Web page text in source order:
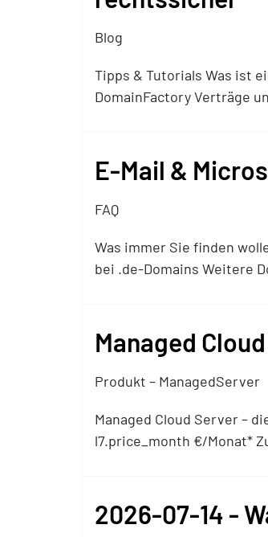
Blog
Tipps & Tutorials Was ist
DomainFactory Verträge
E-Mail &
FAQ
Was immer Sie finden
bei .de-Domains Weitere
Managed
Produkt – ManagedServer
Managed Cloud Server –
l7.price_month €/Monat*
2026-07-14 -